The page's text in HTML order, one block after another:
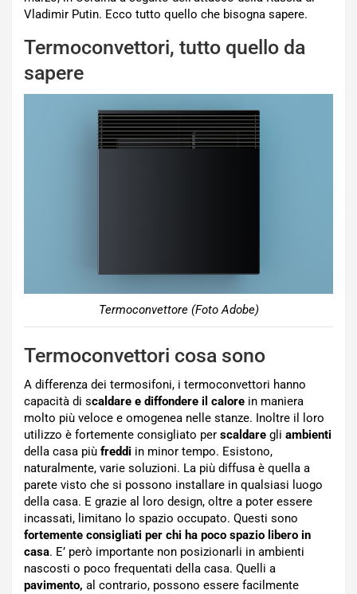
Vladimir Putin. Ecco tutto quello che bisogna sapere.
Termoconvettori, tutto quello da
sapere
Termoconvettore (Foto Adobe)
Termoconvettori cosa sono
A differenza dei termosifoni, i termoconvettori hanno
capacità di scaldare e diffondere il calore in maniera
molto più veloce e omogenea nelle stanze. Inoltre il loro
utilizzo è fortemente consigliato per scaldare gli ambienti
della casa più freddi in minor tempo. Esistono,
naturalmente, varie soluzioni. La più diffusa è quella a
parete visto che si possono installare in qualsiasi luogo
della casa. E grazie al loro design, oltre a poter essere
incassati, limitano lo spazio occupato. Questi sono
fortemente consigliati per chi ha poco spazio libero in
casa. E’ però importante non posizionarli in ambienti
nascosti o poco frequentati della casa. Quelli a
pavimento, al contrario, possono essere facilmente